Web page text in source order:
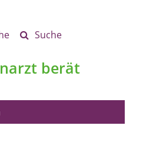
Suche
berät